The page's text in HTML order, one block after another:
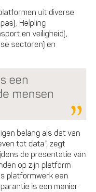
uit diverse
Helpling
en veiligheid),
sectoren) en
een
mensen
belang als dat van
tot data”, zegt
de presentatie van
op zijn platform
platformwerk een
is een manier